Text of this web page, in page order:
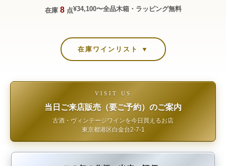
在庫 8点¥34,100〜全品木箱・ラッピング無料
在庫ワインリスト ▼
VISIT US
当日ご来店販売（要ご予約）のご案内
古酒・ヴィンテージワインを今日買えるお店
東京都港区白金台2-7-1